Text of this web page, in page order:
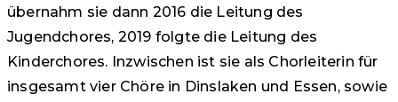
übernahm sie dann 2016 die Leitung des
Jugendchores, 2019 folgte die Leitung des
Kinderchores. Inzwischen ist sie als Chorleiterin für
insgesamt vier Chöre in Dinslaken und Essen, sowie